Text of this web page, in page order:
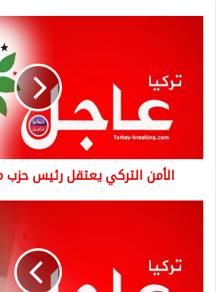
رئيس
الأمن التركي يعتقل رئيس
بغضب